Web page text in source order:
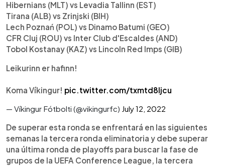
Hibernians (MLT) vs Levadia Tallinn (EST)
Tirana (ALB) vs Zrinjski (BIH)
Lech Poznań (POL) vs Dinamo Batumi (GEO)
CFR Cluj (ROU) vs Inter Club d'Escaldes (AND)
Tobol Kostanay (KAZ) vs Lincoln Red Imps (GIB)
Leikurinn er hafinn!
Koma Víkingur! pic.twitter.com/txmtd8ljcu
— Víkingur Fótbolti (@vikingurfc) July 12, 2022
De superar esta ronda se enfrentará en las siguientes
semanas la tercera ronda eliminatoria y debe superar
una última ronda de playoffs para buscar la fase de
grupos de la UEFA Conference League, la tercera